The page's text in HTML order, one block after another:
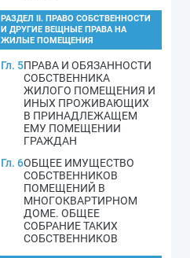
РАЗДЕЛ II. ПРАВО СОБСТВЕННОСТИ
И ДРУГИЕ ВЕЩНЫЕ ПРАВА НА
ЖИЛЫЕ ПОМЕЩЕНИЯ
Гл. 5ПРАВА И ОБЯЗАННОСТИ
СОБСТВЕННИКА
ЖИЛОГО ПОМЕЩЕНИЯ И
ИНЫХ ПРОЖИВАЮЩИХ
В ПРИНАДЛЕЖАЩЕМ
ЕМУ ПОМЕЩЕНИИ
ГРАЖДАН
Гл. 6ОБЩЕЕ ИМУЩЕСТВО
СОБСТВЕННИКОВ
ПОМЕЩЕНИЙ В
МНОГОКВАРТИРНОМ
ДОМЕ. ОБЩЕЕ
СОБРАНИЕ ТАКИХ
СОБСТВЕННИКОВ